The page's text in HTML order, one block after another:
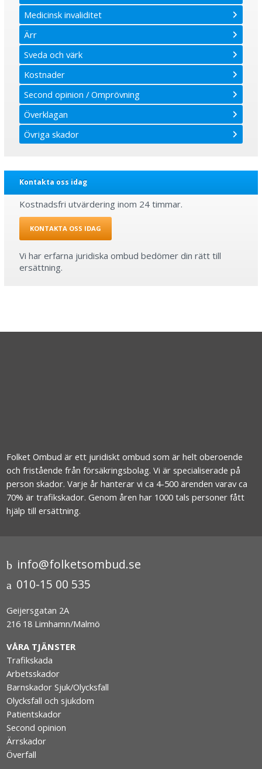
Medicinsk invaliditet
Ärr
Sveda och värk
Kostnader
Second opinion / Omprövning
Överklagan
Övriga skador
Kontakta oss idag
Kostnadsfri utvärdering inom 24 timmar.
KONTAKTA OSS IDAG
Vi har erfarna juridiska ombud bedömer din rätt till
ersättning.
Folket Ombud är ett juridiskt ombud som är helt oberoende
och fristående från försäkringsbolag. Vi är specialiserade på
person skador. Varje år hanterar vi ca 4-500 ärenden varav ca
70% är trafikskador. Genom åren har 1000 tals personer fått
hjälp till ersättning.
info@folketsombud.se
010-15 00 535
Geijersgatan 2A
216 18 Limhamn/Malmö
VÅRA TJÄNSTER
Trafikskada
Arbetsskador
Barnskador Sjuk/Olycksfall
Olycksfall och sjukdom
Patientskador
Second opinion
Ärrskador
Överfall